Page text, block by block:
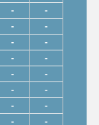
- -
- -
- -
- -
- -
- -
- -
- -